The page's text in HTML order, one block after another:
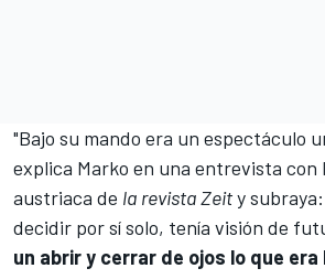
"Bajo su mando era un espectáculo
explica Marko en una entrevista con
austriaca de la revista Zeity
decidir por sí solo, tenía visión de
un abrir y cerrar de ojos lo que era